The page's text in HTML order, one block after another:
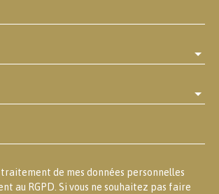
de mes données personnelles
au RGPD. Si vous ne souhaitez pas faire